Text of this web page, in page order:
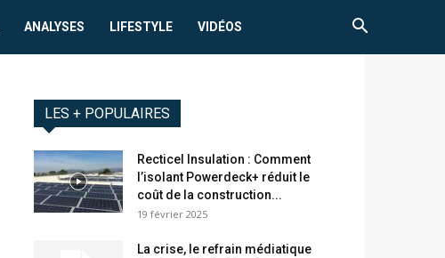
ANALYSES LIFESTYLE VIDÉOS
LES + POPULAIRES
Recticel Insulation : Comment
l’isolant Powerdeck+ réduit le
coût de la construction...
19 février 2025
La crise, le refrain médiatique